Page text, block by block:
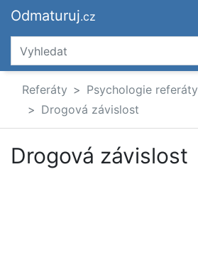
Odmaturuj.cz
Referáty
Psychologie referáty
Drogová závislost
Drogová závislost